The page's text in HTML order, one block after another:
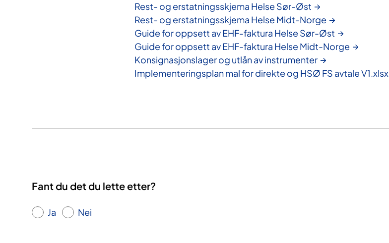
Rest- og erstatningsskjema Helse Sør-Øst
Rest- og erstatningsskjema Helse Midt-Norge
Guide for oppsett av EHF-faktura Helse Sør-Øst
Guide for oppsett av EHF-faktura Helse Midt-Norge
Konsignasjonslager og utlån av instrumenter
Implementeringsplan mal for direkte og HSØ FS avtale V1.xlsx
Fant du det du lette etter?
Ja Nei